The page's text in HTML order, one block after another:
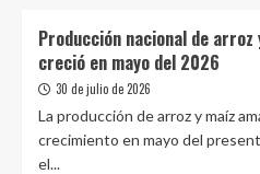
reactivará
35
obras
paralizadas,
agua,
Producción nacional de
creció en mayo del 2026
30 de julio de 2026
La producción de arroz y maíz
crecimiento en mayo del
el...